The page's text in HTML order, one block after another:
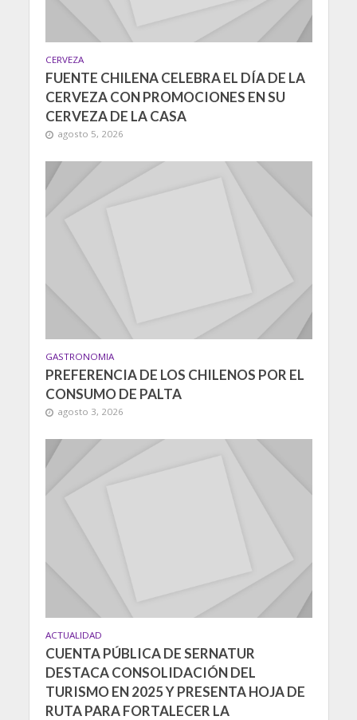
CERVEZA
FUENTE CHILENA CELEBRA EL DÍA DE LA
CERVEZA CON PROMOCIONES EN SU
CERVEZA DE LA CASA
agosto 5, 2026
GASTRONOMIA
PREFERENCIA DE LOS CHILENOS POR EL
CONSUMO DE PALTA
agosto 3, 2026
ACTUALIDAD
CUENTA PÚBLICA DE SERNATUR
DESTACA CONSOLIDACIÓN DEL
TURISMO EN 2025 Y PRESENTA HOJA DE
RUTA PARA FORTALECER LA